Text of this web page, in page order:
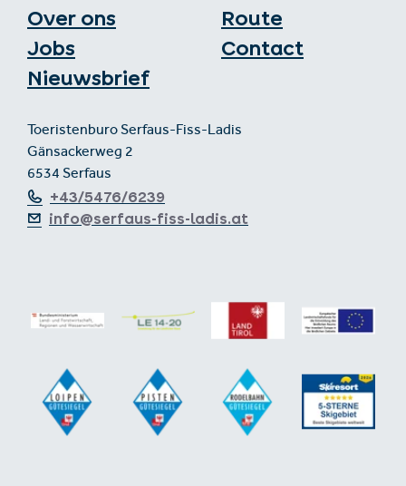
Over ons
Jobs
Nieuwsbrief
Route
Contact
Toeristenburo Serfaus-Fiss-Ladis
Gänsackerweg 2
6534 Serfaus
+43/5476/6239
info@serfaus-fiss-ladis.at